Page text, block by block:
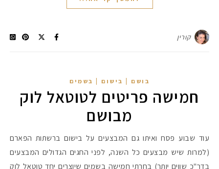
קורין
בושם | בישום | בשמים
חמישה פריטים לטוטאל לוק
מבושם
עוד שבוע פסח ואיתו גם המבצעים על בישום ברשתות הפארם
(למרות שיש מבצעים כל השנה, לפני החגים הגדולים המבצעים
בדר"כ שווים יותר) בחרתי חמישה בשמים שיוצרים יחד טוטאל לוק